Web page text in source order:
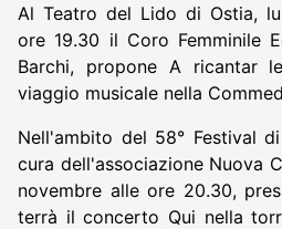
Al Teatro del Lido di Ostia,
ore 19.30 il Coro Femminile
Barchi, propone A ricantar
viaggio musicale nella
Nell'ambito del 58° Festival
cura dell'associazione Nuova
novembre alle ore 20.30,
terrà il concerto Qui nella